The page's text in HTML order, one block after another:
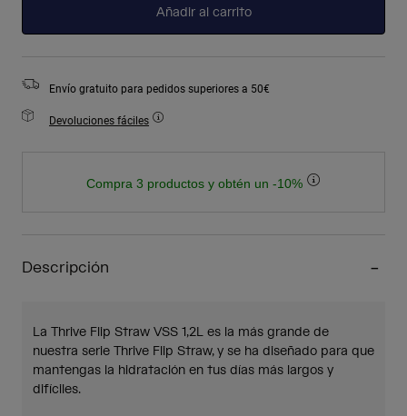
Añadir al carrito
Envío gratuito para pedidos superiores a 50€
Devoluciones fáciles
Compra 3 productos y obtén un -10%
Descripción
La Thrive Flip Straw VSS 1,2L es la más grande de
nuestra serie Thrive Flip Straw, y se ha diseñado para que
mantengas la hidratación en tus días más largos y
difíciles.